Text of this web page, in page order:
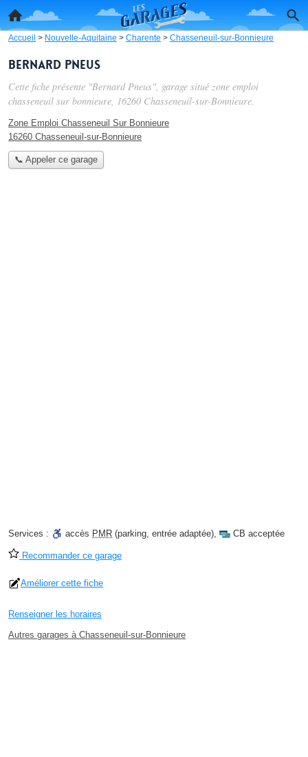
Accueil > Nouvelle-Aquitaine > Charente > Chasseneuil-sur-Bonnieure
Bernard Pneus
Cette fiche présente "Bernard Pneus", garage situé zone emploi
chasseneuil sur bonnieure, 16260 Chasseneuil-sur-Bonnieure.
Zone Emploi Chasseneuil Sur Bonnieure
16260 Chasseneuil-sur-Bonnieure
📞 Appeler ce garage
Services : accès PMR (parking, entrée adaptée), CB acceptée
Recommander ce garage
Améliorer cette fiche
Renseigner les horaires
Autres garages à Chasseneuil-sur-Bonnieure